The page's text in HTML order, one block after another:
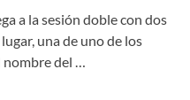
a la sesión doble con dos
una de uno de los
nombre del …